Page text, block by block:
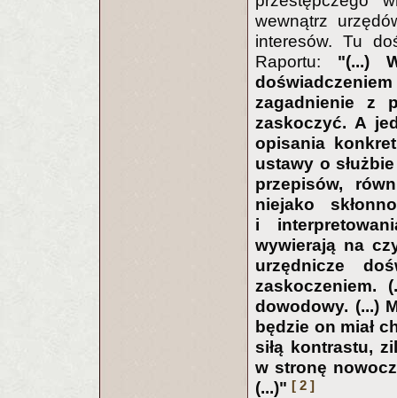
wewnątrz
interesów. Tu
Raportu: "(...)
zagadnienie z
zaskoczyć. A
opisania
ustawy o
przepisów,
niejako
i
wywierają na
urzędnicze
zaskoczeniem.
dowodowy. (...)
będzie on miał
siłą kontrastu,
w stronę
(...)" [ 2 ]